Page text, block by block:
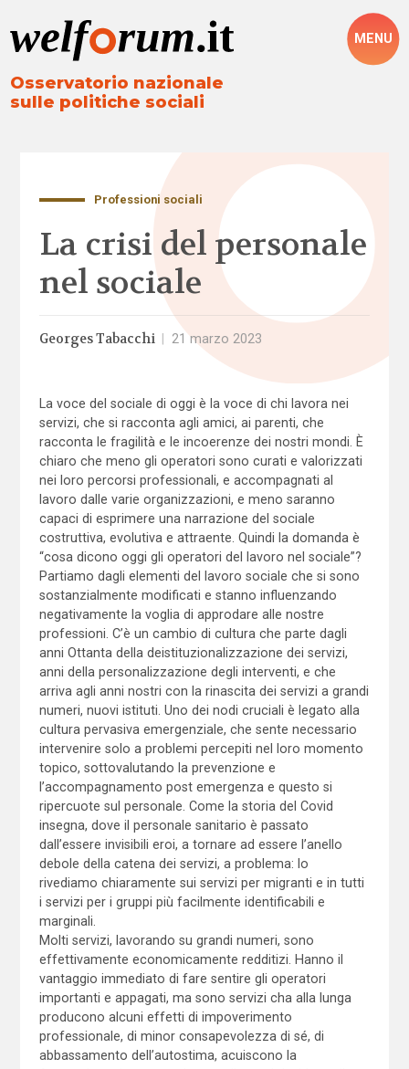
Osservatorio nazionale
sulle politiche sociali
MENU
Professioni sociali
La crisi del personale
nel sociale
Georges Tabacchi 21 marzo 2023
La voce del sociale di oggi è la voce di chi lavora nei
servizi, che si racconta agli amici, ai parenti, che
racconta le fragilità e le incoerenze dei nostri mondi. È
chiaro che meno gli operatori sono curati e valorizzati
nei loro percorsi professionali, e accompagnati al
lavoro dalle varie organizzazioni, e meno saranno
capaci di esprimere una narrazione del sociale
costruttiva, evolutiva e attraente. Quindi la domanda è
“cosa dicono oggi gli operatori del lavoro nel sociale”?
Partiamo dagli elementi del lavoro sociale che si sono
sostanzialmente modificati e stanno influenzando
negativamente la voglia di approdare alle nostre
professioni. C’è un cambio di cultura che parte dagli
anni Ottanta della deistituzionalizzazione dei servizi,
anni della personalizzazione degli interventi, e che
arriva agli anni nostri con la rinascita dei servizi a grandi
numeri, nuovi istituti. Uno dei nodi cruciali è legato alla
cultura pervasiva emergenziale, che sente necessario
intervenire solo a problemi percepiti nel loro momento
topico, sottovalutando la prevenzione e
l’accompagnamento post emergenza e questo si
ripercuote sul personale. Come la storia del Covid
insegna, dove il personale sanitario è passato
dall’essere invisibili eroi, a tornare ad essere l’anello
debole della catena dei servizi, a problema: lo
rivediamo chiaramente sui servizi per migranti e in tutti
i servizi per i gruppi più facilmente identificabili e
marginali.
Molti servizi, lavorando su grandi numeri, sono
effettivamente economicamente redditizi. Hanno il
vantaggio immediato di fare sentire gli operatori
importanti e appagati, ma sono servizi cha alla lunga
producono alcuni effetti di impoverimento
professionale, di minor consapevolezza di sé, di
abbassamento dell’autostima, acuiscono la